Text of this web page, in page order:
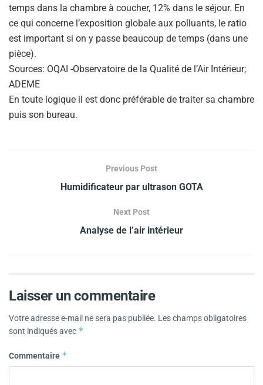
temps dans la chambre à coucher, 12% dans le séjour. En
ce qui concerne l’exposition globale aux polluants, le ratio
est important si on y passe beaucoup de temps (dans une
pièce).
Sources: OQAI -Observatoire de la Qualité de l’Air Intérieur;
ADEME
En toute logique il est donc préférable de traiter sa chambre
puis son bureau.
Previous Post
Humidificateur par ultrason GOTA
Next Post
Analyse de l’air intérieur
Laisser un commentaire
Votre adresse e-mail ne sera pas publiée. Les champs obligatoires
sont indiqués avec *
Commentaire *